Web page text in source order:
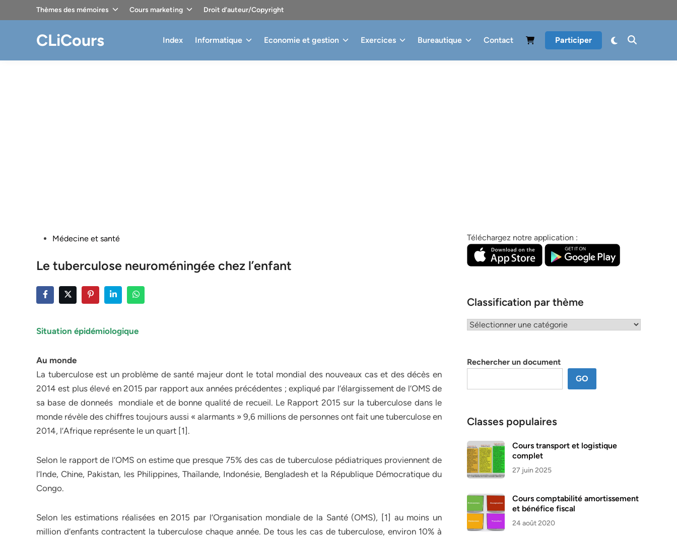
Thèmes des mémoires Cours marketing Droit d’auteur/Copyright
CLiCours Index Informatique Economie et gestion Exercices Bureautique Contact Participer
PostedMédecine et santé
Le tuberculose neuroméningée chez l’enfant
Situation épidémiologique
Au monde
La tuberculose est un problème de santé majeur dont le total mondial des nouveaux cas et des décès en
2014 est plus élevé en 2015 par rapport aux années précédentes ; expliqué par l’élargissement de l’OMS de
sa base de donneés mondiale et de bonne qualité de recueil. Le Rapport 2015 sur la tuberculose dans le
monde révèle des chiffres toujours aussi « alarmants » 9,6 millions de personnes ont fait une tuberculose en
2014, l’Afrique représente le un quart [1].
Selon le rapport de l’OMS on estime que presque 75% des cas de tuberculose pédiatriques proviennent de
l’Inde, Chine, Pakistan, les Philippines, Thaïlande, Indonésie, Bengladesh et la République Démocratique du
Congo.
Selon les estimations réalisées en 2015 par l’Organisation mondiale de la Santé (OMS), [1] au moins un
million d’enfants contractent la tuberculose chaque année. De tous les cas de tuberculose, environ 10% à
Téléchargez notre application :
Classification par thème
Classification
Rechercher un document
GO
Classes populaires
Cours transport et logistique
complet
27 juin 2025
Cours comptabilité amortissement
et bénéfice fiscal
24 août 2020